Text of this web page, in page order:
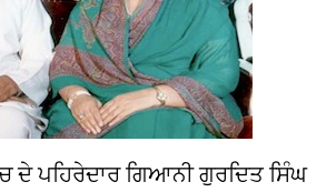
ਦੇ ਪਹਿਰੇਦਾਰ ਗਿਆਨੀ ਗੁਰਦਿਤ ਸਿੰਘ